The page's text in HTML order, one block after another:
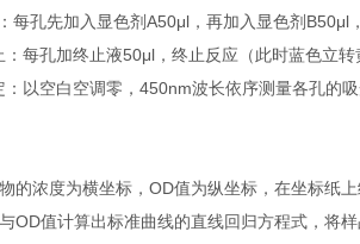
每孔先加入显色剂A50μl，再加入显色剂
：每孔加终止液50μl，终止反应（此时蓝色立转
：以空白空调零，450nm波长依序测量各孔的
的浓度为横坐标，OD值为纵坐标，在坐标纸
OD值计算出标准曲线的直线回归方程式，将